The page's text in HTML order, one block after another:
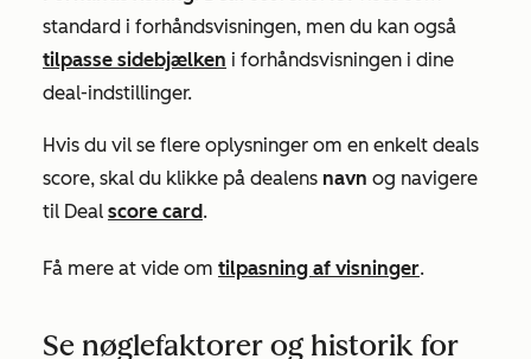
standard i forhåndsvisningen, men du kan også
tilpasse sidebjælken i forhåndsvisningen i dine
deal-indstillinger.
Hvis du vil se flere oplysninger om en enkelt deals
score, skal du klikke på dealens navn og navigere
til Deal score card.
Få mere at vide om tilpasning af visninger.
Se nøglefaktorer og historik for